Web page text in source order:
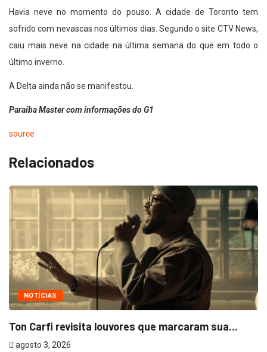
Havia neve no momento do pouso. A cidade de Toronto tem
sofrido com nevascas nos últimos dias. Segundo o site CTV News,
caiu mais neve na cidade na última semana do que em todo o
último inverno.
A Delta ainda não se manifestou.
Paraíba Master com informações do G1
source
Relacionados
NOTÍCIAS
Ton Carfi revisita louvores que marcaram sua...
agosto 3, 2026